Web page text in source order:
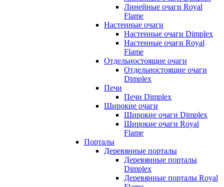
Линейные очаги Royal
Flame
Настенные очаги
Настенные очаги Dimplex
Настенные очаги Royal
Flame
Отдельностоящие очаги
Отдельностоящие очаги
Dimplex
Печи
Печи Dimplex
Широкие очаги
Широкие очаги Dimplex
Широкие очаги Royal
Flame
Порталы
Деревянные порталы
Деревянные порталы
Dimplex
Деревянные порталы Royal